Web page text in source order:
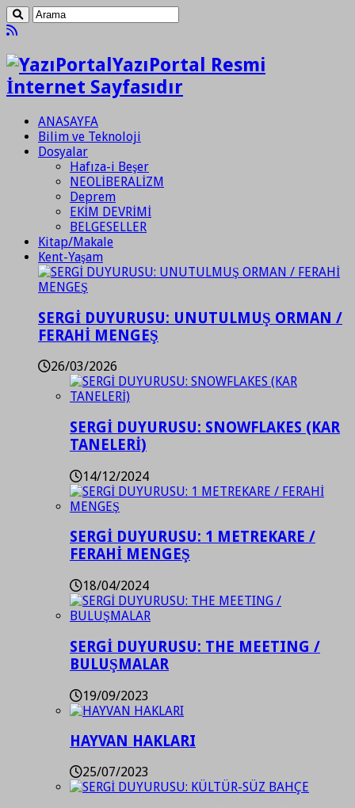
YazıPortal Resmi
İnternet Sayfasıdır
ANASAYFA
Bilim ve Teknoloji
Dosyalar
Hafıza-i Beşer
NEOLİBERALİZM
Deprem
EKİM DEVRİMİ
BELGESELLER
Kitap/Makale
Kent-Yaşam
SERGİ DUYURUSU: UNUTULMUŞ ORMAN /
FERAHİ MENGEŞ
26/03/2026
SERGİ DUYURUSU: SNOWFLAKES (KAR
TANELERİ)
14/12/2024
SERGİ DUYURUSU: 1 METREKARE /
FERAHİ MENGEŞ
18/04/2024
SERGİ DUYURUSU: THE MEETING /
BULUŞMALAR
19/09/2023
HAYVAN HAKLARI
25/07/2023